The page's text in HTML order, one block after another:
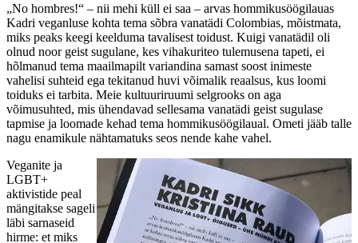
„No hombres!“ – nii mehi küll ei saa – arvas hommikusöögilauas
Kadri veganluse kohta tema sõbra vanatädi Colombias, mõistmata,
miks peaks keegi keelduma tavalisest toidust. Kuigi vanatädil oli
olnud noor geist sugulane, kes vihakuriteo tulemusena tapeti, ei
hõlmanud tema maailmapilt variandina samast soost inimeste
vahelisi suhteid ega tekitanud huvi võimalik reaalsus, kus loomi
toiduks ei tarbita. Meie kultuuriruumi selgrooks on aga
võimusuhted, mis ühendavad sellesama vanatädi geist sugulase
tapmise ja loomade kehad tema hommikusöögilaual. Ometi jääb talle
nagu enamikule nähtamatuks seos nende kahe vahel.
Veganite ja
LGBT+
aktivistide peal
mängitakse sageli
läbi sarnaseid
hirme: et miks